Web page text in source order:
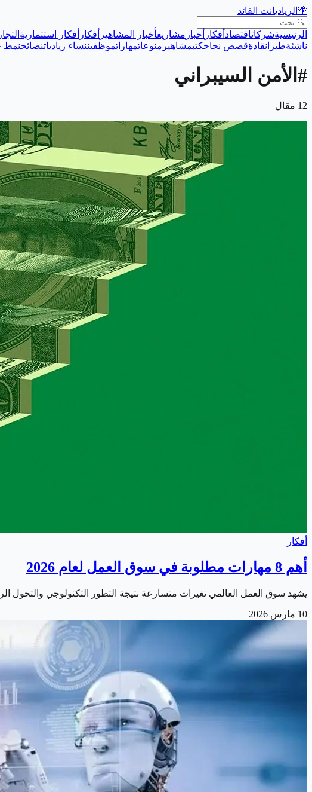
🌴 الرياديانت القائد
الرئيسيةشركاتاقتصاد أفكار أخبار مشاريعأخبار المشاهير أفكار أفكار استثمارية
ناشئةطيرانقادةقصص نجاحكتبمشاهير منوعاتمهاراتموظفيننساء ريادياتنصائحنمط
# الأمن السيبراني
12 مقال
أفكار
أهم 8 مهارات مطلوبة في سوق العمل لعام 2026
يشهد سوق العمل العالمي تغيرات متسارعة نتيجة التطور التكنولوجي والتحول الرقمي في مختلف القطاعات،
10 مارس 2026